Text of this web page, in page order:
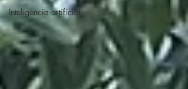
Inteligencia artificial